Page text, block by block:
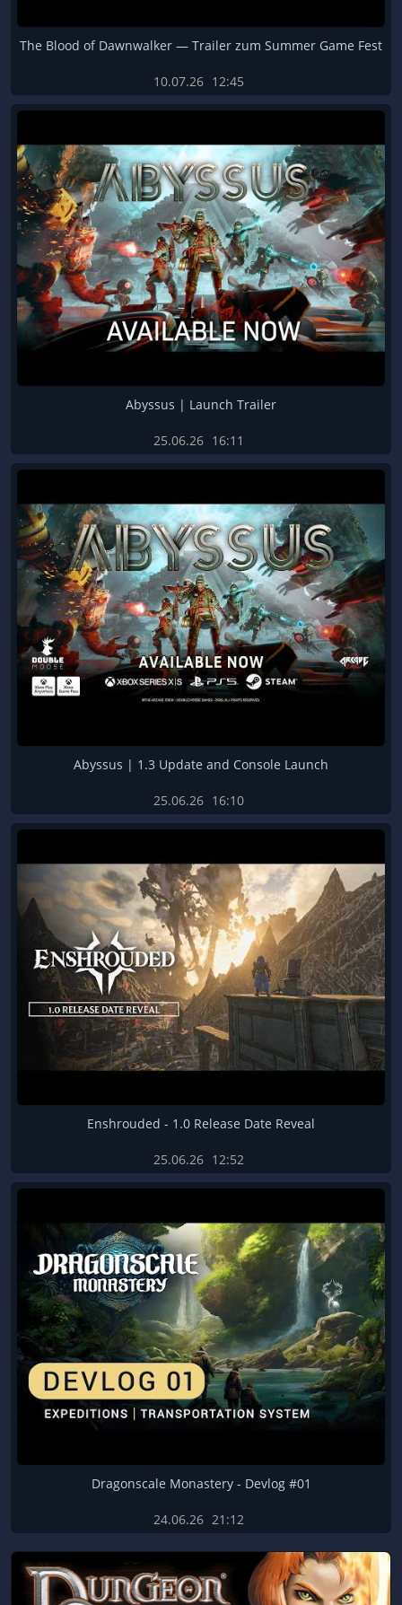
The Blood of Dawnwalker — Trailer zum Summer Game Fest
10.07.26 12:45
Abyssus | Launch Trailer
25.06.26 16:11
Abyssus | 1.3 Update and Console Launch
25.06.26 16:10
Enshrouded - 1.0 Release Date Reveal
25.06.26 12:52
Dragonscale Monastery - Devlog #01
24.06.26 21:12